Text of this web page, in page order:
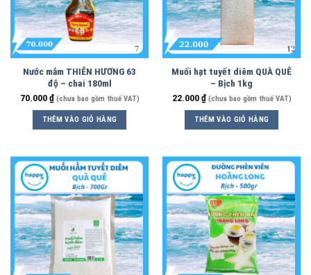
Nước mắm THIÊN HƯƠNG 63
độ – chai 180ml
70.000₫ (chưa bao gồm thuế VAT)
THÊM VÀO GIỎ HÀNG
Muối hạt tuyết diêm QUÀ QUÊ
– Bịch 1kg
22.000₫ (chưa bao gồm thuế VAT)
THÊM VÀO GIỎ HÀNG